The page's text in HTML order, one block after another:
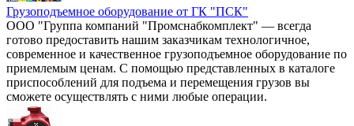
Грузоподъемное оборудование от ГК "ПСК"
ООО "Группа компаний "Промснабкомплект" — всегда
готово предоставить нашим заказчикам технологичное,
современное и качественное грузоподъемное оборудование по
приемлемым ценам. С помощью представленных в каталоге
приспособлений для подъема и перемещения грузов вы
сможете осуществлять с ними любые операции.